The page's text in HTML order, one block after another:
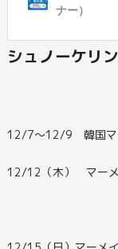
シュノーケリ
12/7～12/9 韓国マ
12/12（木） マー